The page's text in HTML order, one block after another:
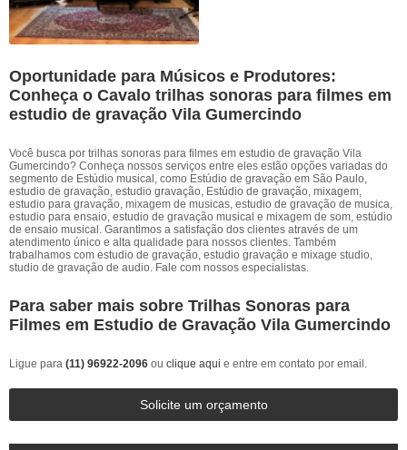
Oportunidade para Músicos e Produtores:
Conheça o Cavalo trilhas sonoras para filmes em
estudio de gravação Vila Gumercindo
Você busca por trilhas sonoras para filmes em estudio de gravação Vila
Gumercindo? Conheça nossos serviços entre eles estão opções variadas do
segmento de Estúdio musical, como Estúdio de gravação em São Paulo,
estudio de gravação, estudio gravação, Estúdio de gravação, mixagem,
estudio para gravação, mixagem de musicas, estudio de gravação de musica,
estudio para ensaio, estudio de gravação musical e mixagem de som, estúdio
de ensaio musical. Garantimos a satisfação dos clientes através de um
atendimento único e alta qualidade para nossos clientes. Também
trabalhamos com estudio de gravação, estudio gravação e mixage studio,
studio de gravação de audio. Fale com nossos especialistas.
Para saber mais sobre Trilhas Sonoras para
Filmes em Estudio de Gravação Vila Gumercindo
Ligue para (11) 96922-2096 ou clique aqui e entre em contato por email.
Solicite um orçamento